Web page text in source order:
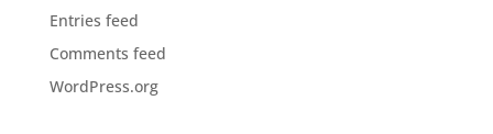
Entries feed
Comments feed
WordPress.org